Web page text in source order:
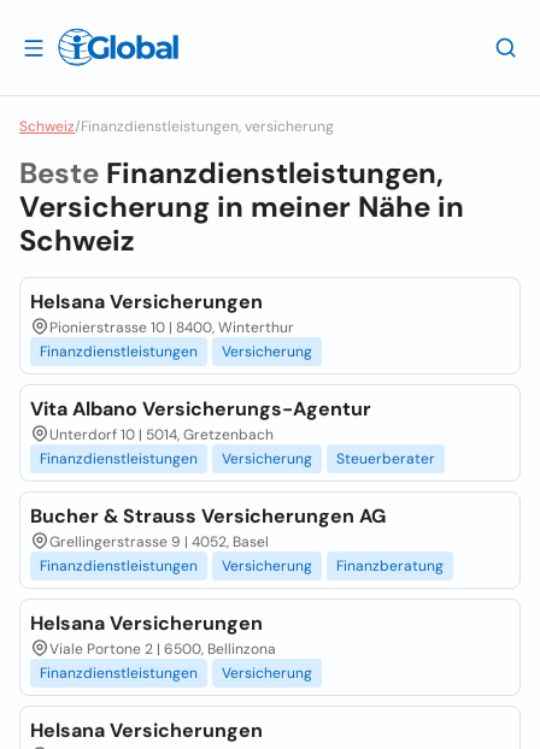
Schweiz/Finanzdienstleistungen, versicherung
Beste Finanzdienstleistungen,
Versicherung in meiner Nähe in
Schweiz
Helsana Versicherungen
Pionierstrasse 10 | 8400, Winterthur
Finanzdienstleistungen
Versicherung
Vita Albano Versicherungs-Agentur
Unterdorf 10 | 5014, Gretzenbach
Finanzdienstleistungen
Versicherung Steuerberater
Bucher & Strauss Versicherungen AG
Grellingerstrasse 9 | 4052, Basel
Finanzdienstleistungen
Versicherung Finanzberatung
Helsana Versicherungen
Viale Portone 2 | 6500, Bellinzona
Finanzdienstleistungen
Versicherung
Helsana Versicherungen